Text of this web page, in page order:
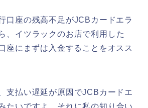
口座の残高不足がJCBカードエラ
、イツラックのお店で利用した
座にまずは入金することをオスス
支払い遅延が原因でJCBカードエ
たいですよ。それに私の知り合い